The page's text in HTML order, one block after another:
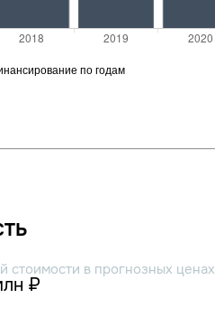
стоимости в прогнозных ценах
₽